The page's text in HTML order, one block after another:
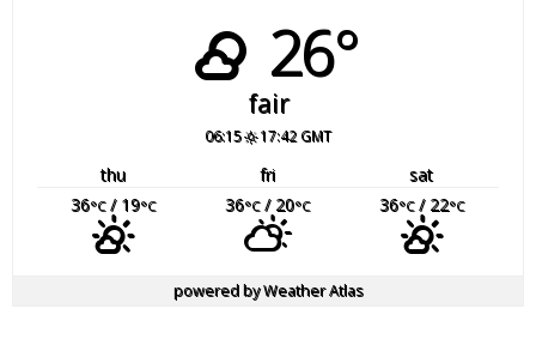
26°
fair
06:15 17:42 GMT
thu fri
sat
36°C/ 19°C 36°C/ 20°C 36°C/ 22°C
powered byWeather Atlas